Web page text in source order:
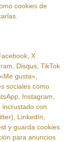
cookies de
X
Disqus, TikTok
gusta»,
sociales como
Instagram,
incrustado con
LinkedIn,
y guarda cookies.
para anuncios